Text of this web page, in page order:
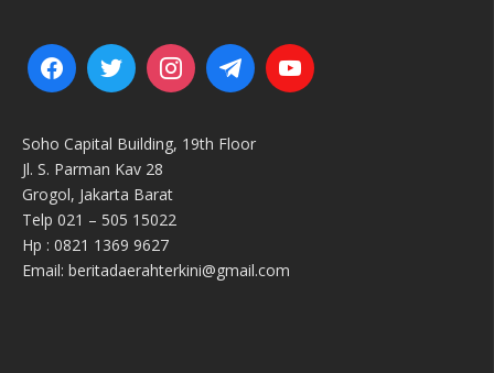
Soho Capital Building, 19th Floor
Jl. S. Parman Kav 28
Grogol, Jakarta Barat
Telp 021 – 505 15022
Hp : 0821 1369 9627
Email: beritadaerahterkini@gmail.com